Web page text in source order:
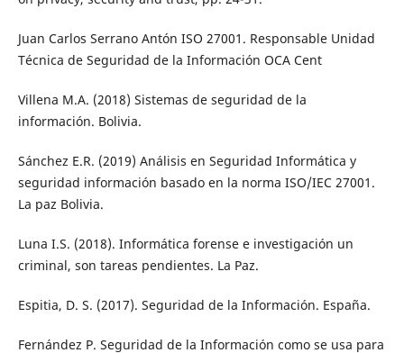
Juan Carlos Serrano Antón ISO 27001. Responsable Unidad
Técnica de Seguridad de la Información OCA Cent
Villena M.A. (2018) Sistemas de seguridad de la
información. Bolivia.
Sánchez E.R. (2019) Análisis en Seguridad Informática y
seguridad información basado en la norma ISO/IEC 27001.
La paz Bolivia.
Luna I.S. (2018). Informática forense e investigación un
criminal, son tareas pendientes. La Paz.
Espitia, D. S. (2017). Seguridad de la Información. España.
Fernández P. Seguridad de la Información como se usa para